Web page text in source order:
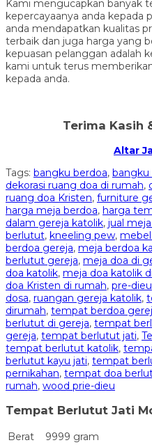
Kami mengucapkan banyak
kepercayaanya anda kepada
anda mendapatkan kualitas
terbaik dan juga harga yang
kepuasan pelanggan adalah
kami untuk terus
kepada anda.
Terima Kasih
Altar
Tags: bangku berdoa,
dekorasi ruang doa di rumah,
ruang doa Kristen, furniture
harga meja berdoa, harga
dalam gereja katolik, jual
berlutut, kneeling pew,
berdoa gereja, meja berdoa
berlutut gereja, meja doa di
doa katolik, meja doa katolik
doa Kristen di rumah, pre-dieu
dosa, ruangan gereja katolik,
dirumah, tempat berdoa
berlutut di gereja, tempat
gereja, tempat berlutut jati,
tempat berlutut katolik,
berlutut kayu jati, tempat
pernikahan, tempat doa
rumah, wood prie-dieu
Tempat Berlutut Jati
Berat
9999 gram